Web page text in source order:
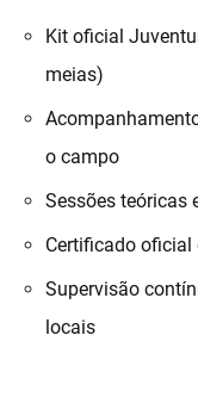
Kit oficial
meias)
o campo
Sessões teóricas
Certificado
Supervisão
locais